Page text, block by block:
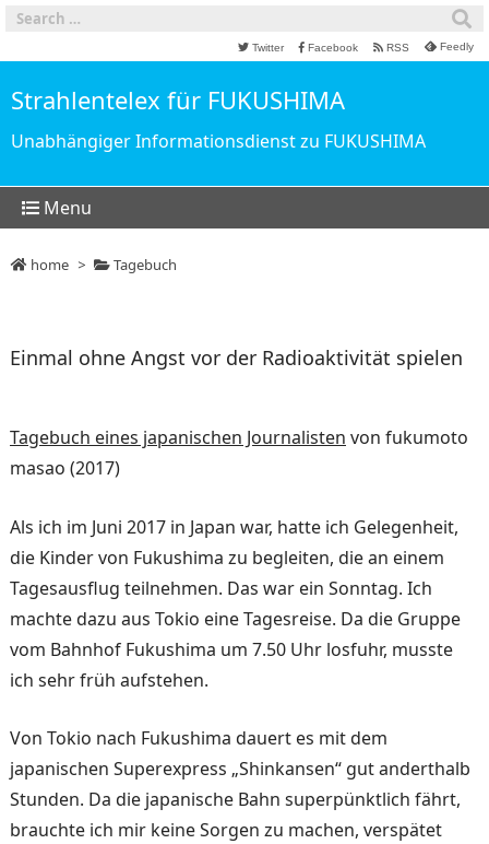
Strahlentelex für FUKUSHIMA
Unabhängiger Informationsdienst zu FUKUSHIMA
Menu
Twitter Facebook RSS Feedly
home > Tagebuch
Einmal ohne Angst vor der Radioaktivität spielen
Tagebuch eines japanischen Journalisten von fukumoto
masao (2017)
Als ich im Juni 2017 in Japan war, hatte ich Gelegenheit,
die Kinder von Fukushima zu be­gleiten, die an einem
Tages­ausflug teilnehmen. Das war ein Sonntag. Ich
machte dazu aus Tokio eine Tagesreise. Da die Gruppe
vom Bahnhof Fukushima um 7.50 Uhr los­fuhr, musste
ich sehr früh auf­stehen.
Von Tokio nach Fukushima dauert es mit dem
japanischen Superexpress „Shinkansen“ gut anderthalb
Stunden. Da die japanische Bahn superpünkt­lich fährt,
brauchte ich mir keine Sorgen zu machen, ver­spätet